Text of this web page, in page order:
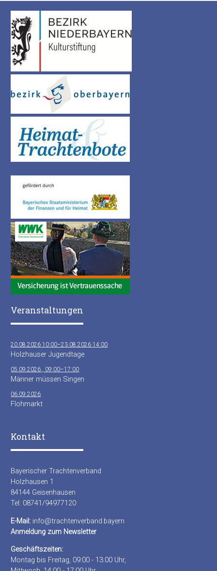
Veranstaltungen
20.08.2026 10:00–23.08.2026 14:00
Holzhauser Jugendtage
05.09.2026 , 09:00–17:00
Männer müssen Singen
06.09.2026
Flohmarkt
Kontakt
Bayerischer Trachtenverband
Holzhausen 1
84144 Geisenhausen
Tel: 08741/94977120
E-Mail: info@trachtenverband.bayern
Anmeldung zum Newsletter
Geschäftszeiten:
Montag bis Freitag, 09:00 - 13:00 Uhr,